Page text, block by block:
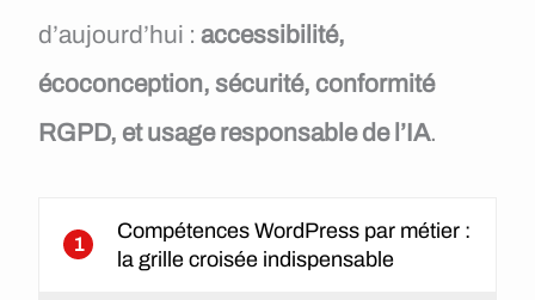
d’aujourd’hui : accessibilité,
écoconception, sécurité, conformité
RGPD, et usage responsable de l’IA.
1
Compétences WordPress par métier :
la grille croisée indispensable